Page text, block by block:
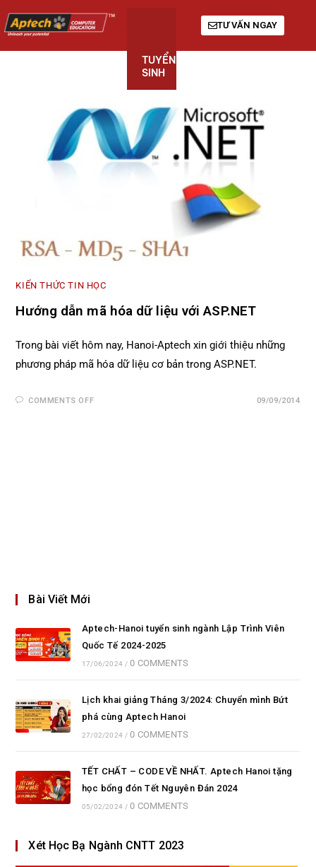
TUYỂN
SINH
TƯ VẤN NGAY
KIẾN THỨC TIN HỌC
Hướng dẫn mã hóa dữ liệu với ASP.NET
Trong bài viết hôm nay, Hanoi-Aptech xin giới thiệu những
phương pháp mã hóa dữ liệu cơ bản trong ASP.NET.
COMMENTS OFF 09/09/2014
Bài Viết Mới
Aptech-Hanoi tuyển sinh ngành Lập Trình Viên
Quốc Tế 2024-2025
17/06/2024 / 0 COMMENTS
Lịch khai giảng Tháng 3/2024: Chuyển mình Bứt
phá cùng Aptech Hanoi
27/02/2024 / 0 COMMENTS
TẾT CHẤT – CODE VỀ NHẤT. Aptech Hanoi tặng
học bổng đón Tết Nguyên Đán 2024
05/02/2024 / 0 COMMENTS
Xét Học Bạ Ngành CNTT 2023